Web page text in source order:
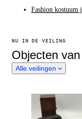
Fashion kostuum
NU IN DE VEILING
Objecten van
Alle veilingen